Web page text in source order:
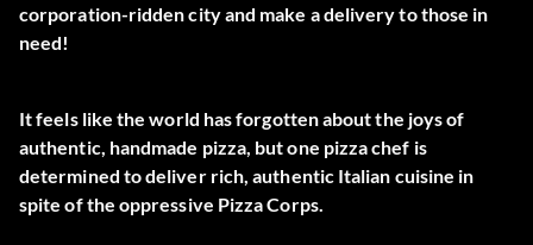
corporation-ridden city and make a delivery to those in
need!
It feels like the world has forgotten about the joys of
authentic, handmade pizza, but one pizza chef is
determined to deliver rich, authentic Italian cuisine in
spite of the oppressive Pizza Corps.